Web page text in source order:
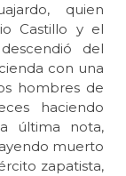
quien
Castillo y el
del
con una
hombres de
haciendo
última nota,
muerto
zapatista,